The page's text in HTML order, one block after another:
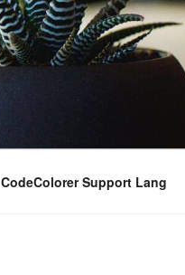
CodeColorer Support Lang